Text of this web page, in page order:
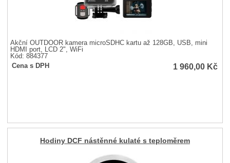
Akční OUTDOOR kamera microSDHC kartu až 128GB, USB, mini
HDMI port, LCD 2", WiFi
Kód: 884377
Cena s DPH
1 960,00 Kč
Hodiny DCF nástěnné kulaté s teploměrem